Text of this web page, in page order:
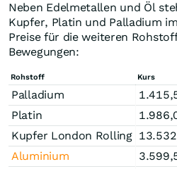
Neben Edelmetallen und Öl
Kupfer, Platin und Palladium
Preise für die weiteren
Bewegungen:
Rohstoff Kurs
Palladium
Platin
Kupfer London Rolling
Aluminium